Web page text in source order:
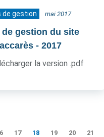
de gestion mai 2017
de gestion du site
- 2017
la version .pdf
17 18 19 20 21